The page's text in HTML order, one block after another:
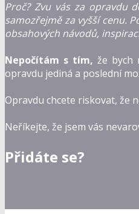
Proč? Zvu vás za opravdu
samozřejmě za vyšší cenu.
obsahových návodů,
Nepočítám s tím, že bych
opravdu jediná a poslední
Opravdu chcete riskovat, že
Neříkejte, že jsem vás
Přidáte se?